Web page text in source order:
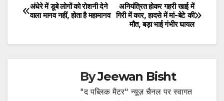
Post
अनियंत्रित होकर गहरी खाई में
गिरी में कार, हादसे में मां-बेटे की
मौत, बड़ा भाई गंभीर घायल
अंधेरे में डूबे लोगों को रोशनी देने
वाला मानव नहीं, होता है महामानव
ByJeewan Bisht
"द पब्लिक मैटर" न्यूज़ चैनल पर स्वागत